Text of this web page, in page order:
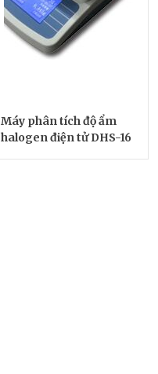
Máy phân tích độ ẩm
halogen điện tử DHS-16